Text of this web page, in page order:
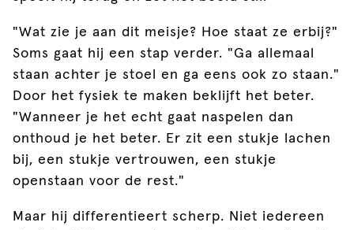
"Wat zie je aan dit meisje? Hoe staat ze erbij?"
Soms gaat hij een stap verder. "Ga allemaal
staan achter je stoel en ga eens ook zo staan."
Door het fysiek te maken beklijft het beter.
"Wanneer je het echt gaat naspelen dan
onthoud je het beter. Er zit een stukje lachen
bij, een stukje vertrouwen, een stukje
openstaan voor de rest."
Maar hij differentieert scherp. Niet iedereen